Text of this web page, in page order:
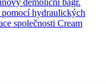
hydraulických
společnosti Cream